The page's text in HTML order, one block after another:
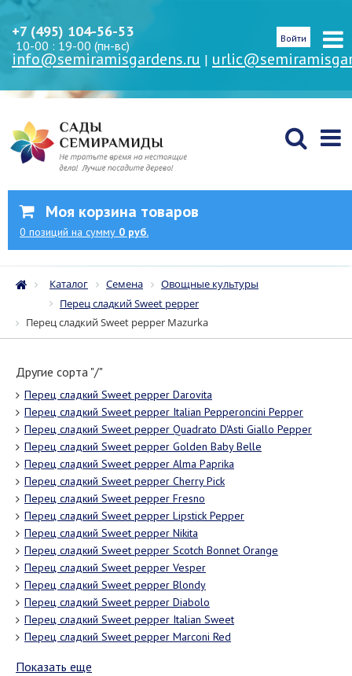
+7 (495) 104-56-53
10-00 : 19-00 (пн-вс)
info@semiramisgardens.ru |
Войти
Моя корзина товаров
0 позиций на сумму 0 руб.
Каталог Семена
Овощные культуры
Перец сладкий Sweet pepper
Перец сладкий Sweet pepper Mazurka
Другие сорта "/"
Перец сладкий Sweet pepper Darovita
Перец сладкий Sweet pepper Italian Pepperoncini Pepper
Перец сладкий Sweet pepper Quadrato D'Asti Giallo Pepper
Перец сладкий Sweet pepper Golden Baby Belle
Перец сладкий Sweet pepper Alma Paprika
Перец сладкий Sweet pepper Cherry Pick
Перец сладкий Sweet pepper Fresno
Перец сладкий Sweet pepper Lipstick Pepper
Перец сладкий Sweet pepper Nikita
Перец сладкий Sweet pepper Scotch Bonnet Orange
Перец сладкий Sweet pepper Vesper
Перец сладкий Sweet pepper Blondy
Перец сладкий Sweet pepper Diabolo
Перец сладкий Sweet pepper Italian Sweet
Перец сладкий Sweet pepper Marconi Red
Показать еще